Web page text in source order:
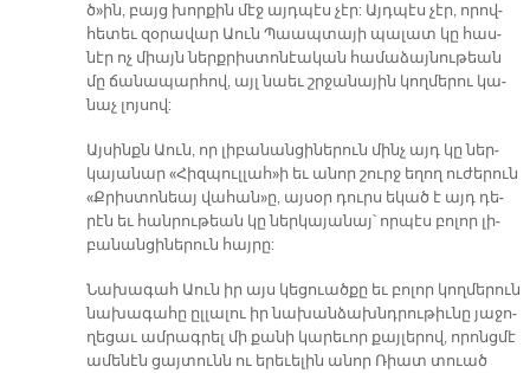
ծ»ին, բայց խոր­քին մէջ այդ­պէս չէր: Այդ­պէս չէր, ո­րով­
հե­տեւ զօ­րա­վար Աու­ն Պաապ­տա­յի պա­լատ կը հաս­
նէր ոչ միայն ներք­րիս­տո­նէա­կան հա­մա­ձայ­նու­թեան
մը ճա­նա­պար­հով, այլ նաեւ շրջա­նա­յին կող­մե­րու կա­
նաչ լոյ­սով:
Այ­սինքն Աուն, որ լի­բա­նան­ցի­նե­րուն մինչ այդ կը ներ­
կա­յա­նար «Հիզ­պուլ­լահ»ի եւ ա­նոր շուրջ ե­ղող ու­ժե­րուն
«Քրիս­տո­նեայ վա­հան»ը, այ­սօր դուրս ե­կած է այդ դե­
րէն եւ հան­րու­թեան կը ներ­կա­յա­նայ՝ որ­պէս բո­լոր լի­
բա­նան­ցի­նե­րուն հայ­րը:
Նա­խա­գահ Աուն իր այս կե­ցուած­քը եւ բո­լոր կող­մե­րուն
նա­խա­գա­հը ըլ­լա­լու իր նա­խան­ձախնդ­րու­թիւ­նը յա­ջո­
ղե­ցաւ ամ­րագ­րել մի քա­նի կա­րե­ւոր քայ­լե­րով, ո­րոնց­մէ
ա­մե­նէն ցայ­տունն ու ե­րե­ւե­լին ա­նոր Ռիատ տուած